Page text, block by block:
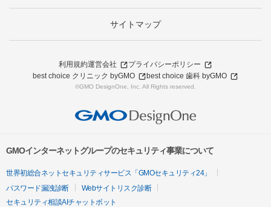
サイトマップ
利用規約運営会社
プライバシーポリシー
best choice クリニック byGMO
best choice 歯科 byGMO
©GMO DesignOne, Inc. All Rights reserved.
GMOインターネットグループのセキュリティ事業について
世界初総合ネットセキュリティサービス「GMOセキュリティ24」
パスワード漏洩診断
Webサイトリスク診断
セキュリティ相談AIチャットボット